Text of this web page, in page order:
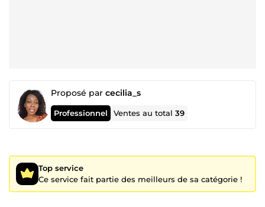
Proposé par cecilia_s
Professionnel Ventes au total39
Top service
Ce service fait partie des meilleurs de sa catégorie !